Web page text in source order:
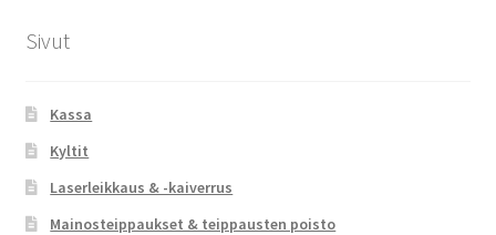
Sivut
Kassa
Kyltit
Laserleikkaus & -kaiverrus
Mainosteippaukset & teippausten poisto